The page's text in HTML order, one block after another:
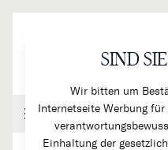
SIND
Wir bitten um
Internetseite Werbung
Einhaltung der
Handel &